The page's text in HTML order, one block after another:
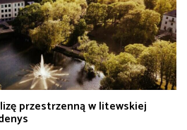
przestrzenną w litewskiej